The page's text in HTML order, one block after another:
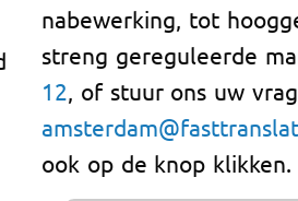
nabewerking, tot
streng gereguleerde
12 , of stuur ons uw
ook op de knop klikken.